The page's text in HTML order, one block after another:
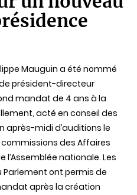
Mauguin a été nommé
président-directeur
mandat de 4 ans à la
acté en conseil des
après-midi d’auditions le
des Affaires
nationale. Les
ont permis de
après la création